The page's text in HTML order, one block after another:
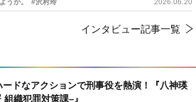
ドなアクションで刑事役を熱演！『八神瑛
織犯罪対策課–』
うか。 #沢村玲 2026.06.20
インタビュー記事一覧